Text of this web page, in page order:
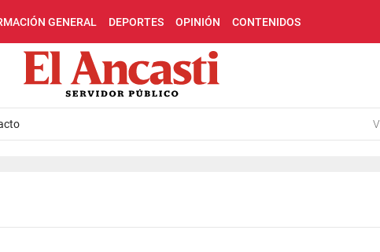
GENERAL DEPORTES OPINIÓN CONTENIDOS